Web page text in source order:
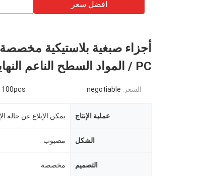
افضل سعر
/ PC المواد السطح الناعم النهاية
السعر: negotiable
100pcs
عملية الإنتاج
الشكل مصبوب
التصميم مخصصة